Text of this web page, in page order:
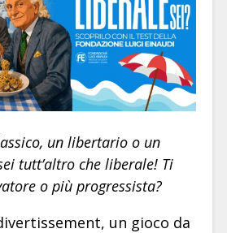
un libertario o un
tutt’altro che liberale! Ti
o più progressista?
un gioco da